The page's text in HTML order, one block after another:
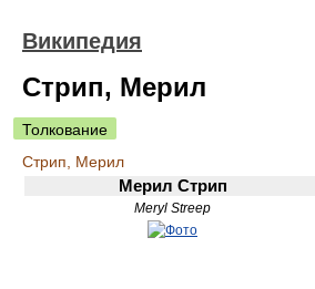
Википедия
Стрип, Мерил
Толкование
Стрип, Мерил
Мерил Стрип
Meryl Streep